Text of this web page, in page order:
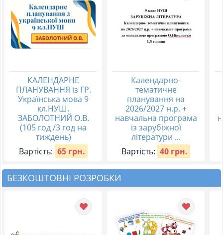
КАЛЕНДАРНЕ
ПЛАНУВАННЯ із ГР.
Українська мова 9
кл.НУШ.
ЗАБОЛОТНИЙ О.В.
(105 год /3 год на
тиждень)
Вартість: 65 грн.
Календарно-
тематичне
планування на
2026/2027 н.р. +
навчальна програма
із зарубіжної
літератури ...
Вартість: 40 грн.
БЕЗКОШТОВНІ РОЗРОБКИ